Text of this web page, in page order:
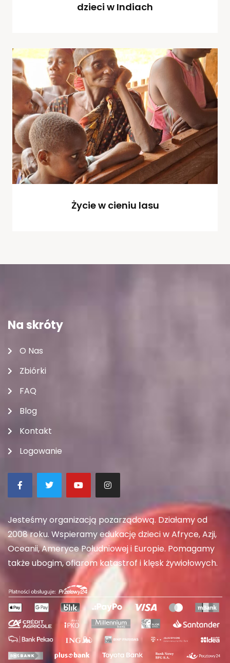
dzieci w Indiach
Życie w cieniu lasu
Na skróty
O Nas
Zbiórki
FAQ
Blog
Kontakt
Logowanie
Jesteśmy organizacją pozarządową. Działamy od
2008 roku. Wspieramy edukację dzieci w Afryce, Azji,
Oceanii, Ameryce Południowej i Europie. Pomagamy
także ubogim, ofiarom katastrof i klęsk żywiołowych.